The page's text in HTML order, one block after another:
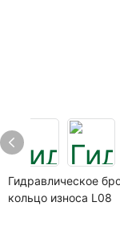
Гидравлическое
кольцо износа L08